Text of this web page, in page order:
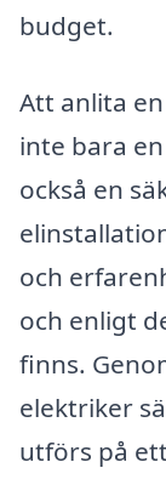
budget.
Att anlita
inte bara
också en
och
och enligt
finns.
elektriker
utförs på